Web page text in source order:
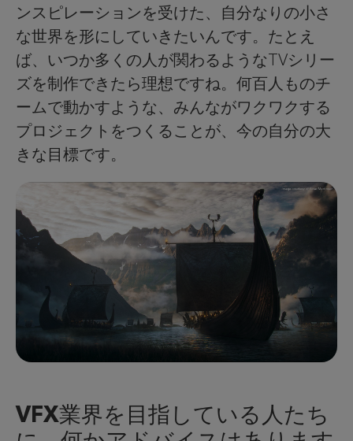
ンスピレーションを受けた、自分なりの小さ
な世界を形にしていきたいんです。たとえ
ば、いつか多くの人が関わるようなTVシリー
ズを制作できたら理想ですね。何百人ものチ
ームで動かすような、みんながワクワクする
プロジェクトをつくることが、今の自分の大
きな目標です。
VFX業界を目指している人たち